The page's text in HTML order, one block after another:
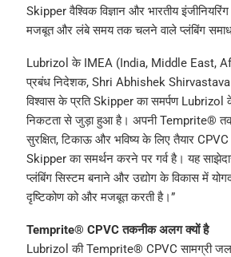
Skipper वैश्विक विज्ञान और भारतीय
मजबूत और लंबे समय तक चलने वाले प्लंबिंग
Lubrizol के IMEA (India, Middle East,
प्रबंध निदेशक, Shri Abhishek Shirvastava
विश्वास के प्रति Skipper का समर्पण
निकटता से जुड़ा हुआ है। अपनी Temprite®
सुरक्षित, टिकाऊ और भविष्य के लिए तैयार
Skipper का समर्थन करने पर गर्व है। यह
प्लंबिंग सिस्टम बनाने और उद्योग के विकास में
दृष्टिकोण को और मजबूत करती है।”
Temprite® CPVC तकनीक अलग क्यों है
Lubrizol की Temprite® CPVC सामग्री जल